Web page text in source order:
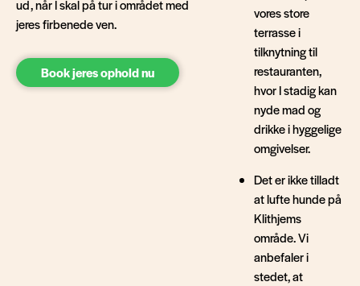
ud, når I skal på tur i området med
jeres firbenede ven.
Book jeres ophold nu
vores store
terrasse i
tilknytning til
restauranten,
hvor I stadig kan
nyde mad og
drikke i hyggelige
omgivelser.
Det er ikke tilladt
at lufte hunde på
Klithjems
område. Vi
anbefaler i
stedet, at